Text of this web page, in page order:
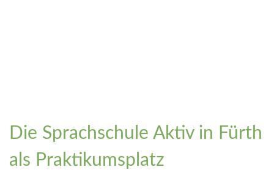
Die Sprachschule Aktiv in Fürth
als Praktikumsplatz